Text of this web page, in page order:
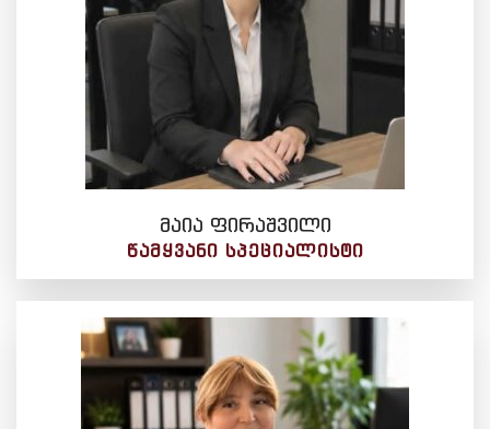
მაია ფირაშვილი
ᲬᲐᲛᲧᲕᲐᲜᲘ ᲡᲞᲔᲪᲘᲐᲚᲘᲡᲢᲘ